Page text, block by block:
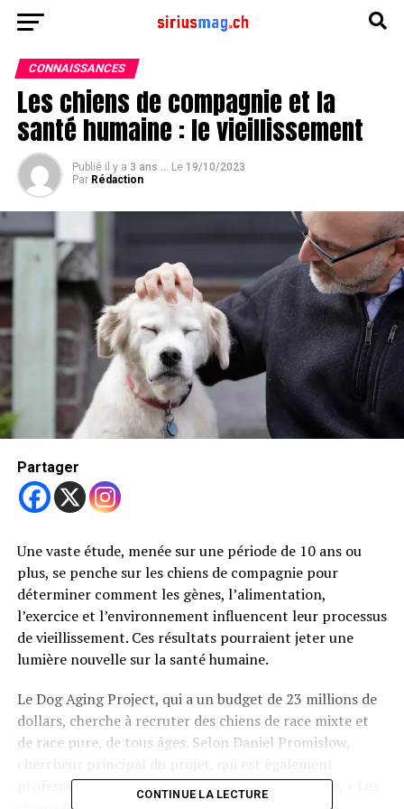
CONNAISSANCES
Les chiens de compagnie et la
santé humaine : le vieillissement
Publié il y a 3 ans ... Le 19/10/2023
Par Rédaction
Partager
Une vaste étude, menée sur une période de 10 ans ou
plus, se penche sur les chiens de compagnie pour
déterminer comment les gènes, l’alimentation,
l’exercice et l’environnement influencent leur processus
de vieillissement. Ces résultats pourraient jeter une
lumière nouvelle sur la santé humaine.
Le Dog Aging Project, qui a un budget de 23 millions de
dollars, cherche à recruter des chiens de race mixte et
de race pure, de tous âges. Selon Daniel Promislow,
professeur à l’Université de Washington à Seattle, « Les
CONTINUE LA LECTURE